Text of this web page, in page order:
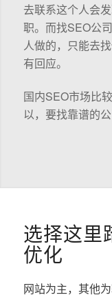
去联系这个人会
职。而找SEO公
人做的，只能去
有回应。
国内SEO市场比
以，要找靠谱的
选择这里
优化
网站为主，其他